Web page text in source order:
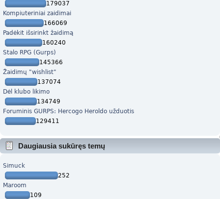
179037
Kompiuteriniai zaidimai
166069
Padėkit išsirinkt žaidimą
160240
Stalo RPG (Gurps)
145366
Žaidimų "wishlist"
137074
Dėl klubo likimo
134749
Foruminis GURPS: Hercogo Heroldo užduotis
129411
Daugiausia sukūręs temų
Simuck
252
Maroom
109